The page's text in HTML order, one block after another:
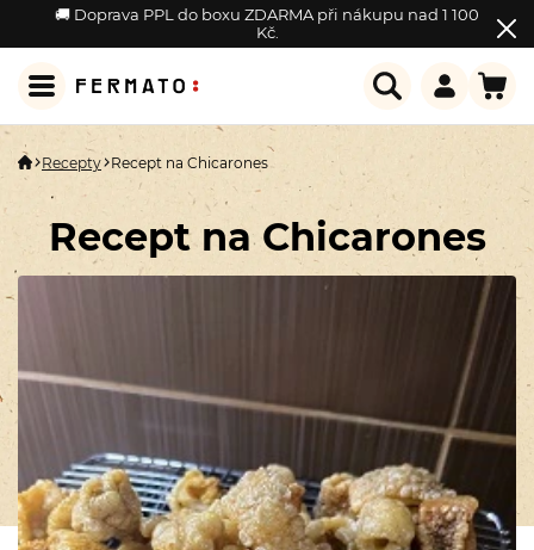
🚚 Doprava PPL do boxu ZDARMA při nákupu nad 1 100
Kč.
Recepty Recept na Chicarones
Recept na Chicarones